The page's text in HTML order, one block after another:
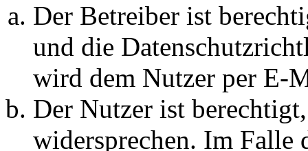
Der Betreiber ist
und die
wird dem Nutzer per E-
Der Nutzer ist
widersprechen. Im Falle